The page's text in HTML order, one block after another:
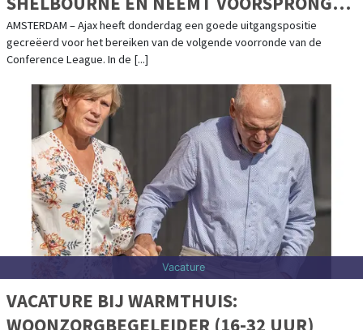
RICHTING VOLGENDE RONDE
AMSTERDAM – Ajax heeft donderdag een goede uitgangspositie
gecreëerd voor het bereiken van de volgende voorronde van de
Conference League. In de [...]
Vacature
VACATURE BIJ WARMTHUIS:
WOONZORGBEGELEIDER (16-32 UUR)